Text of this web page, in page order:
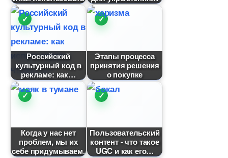
Российский
культурный код
рекламе: как
Этапы процесса
принятия решения
о покупке
Когда у нас нет
проблем, мы их
себе придумываем.
Пользовательский
контент - что такое
UGC и как его